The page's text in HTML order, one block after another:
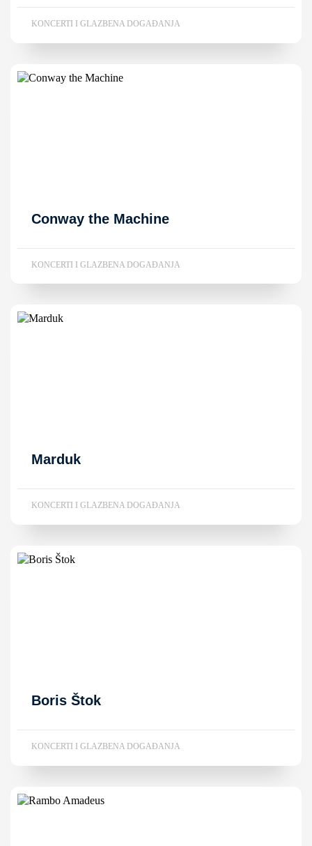
KONCERTI I GLAZBENA DOGAĐANJA
Conway the Machine
KONCERTI I GLAZBENA DOGAĐANJA
Marduk
KONCERTI I GLAZBENA DOGAĐANJA
Boris Štok
KONCERTI I GLAZBENA DOGAĐANJA